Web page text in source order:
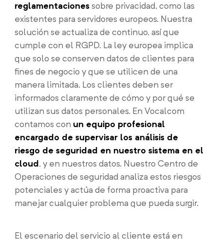
reglamentacionessobre privacidad, como las
existentes para servidores europeos. Nuestra
solución se actualiza de continuo, así que
cumple con el RGPD. La ley europea implica
que solo se conserven datos de clientes para
fines de negocio y que se utilicen de una
manera limitada. Los clientes deben ser
informados claramente de cómo y por qué se
utilizan sus datos personales. En Vocalcom
contamos con un equipo profesional
encargado de supervisar los análisis de
riesgo de seguridad en nuestro sistema en el
cloud, y en nuestros datos. Nuestro Centro de
Operaciones de seguridad analiza estos riesgos
potenciales y actúa de forma proactiva para
manejar cualquier problema que pueda surgir.
El escenario del servicio al cliente está en